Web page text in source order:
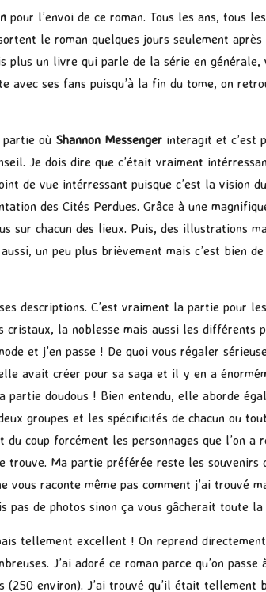
pour l’envoi de ce roman. Tous les ans, tous
le roman quelques jours seulement
plus un livre qui parle de la série en
avec ses fans puisqu’à la fin du tome, on
partie où Shannon Messenger interagit et c’est
Je dois dire que c’était vraiment
de vue intérressant puisque c’est la vision
des Cités Perdues. Grâce à une
sur chacun des lieux. Puis, des illustrations
un peu plus brièvement mais c’est bien
descriptions. C’est vraiment la partie pour
la noblesse mais aussi les différents
et j’en passe ! De quoi vous régaler
avait créer pour sa saga et il y en a
doudous ! Bien entendu, elle aborde
groupes et les spécificités de chacun ou
coup forcément les personnages que l’on
trouve. Ma partie préférée reste les souvenirs
raconte même pas comment j’ai trouvé
de photos sinon ça vous gâcherait toute
tellement excellent ! On reprend
J’ai adoré ce roman parce qu’on passe
environ). J’ai trouvé qu’il était tellement